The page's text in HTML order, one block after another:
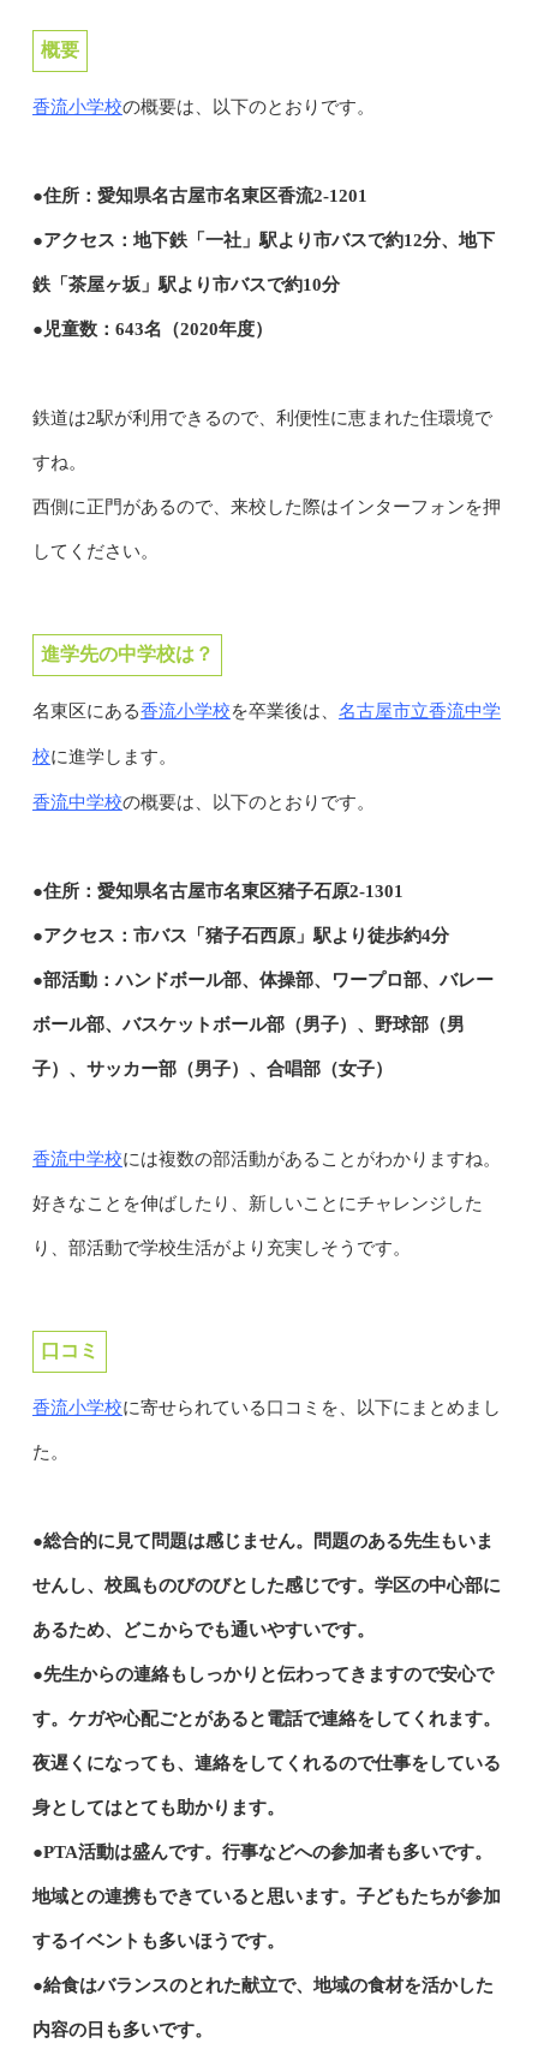
概要
香流小学校の概要は、以下のとおりです。
●住所：愛知県名古屋市名東区香流2-1201
●アクセス：地下鉄「一社」駅より市バスで約12分、地下
鉄「茶屋ヶ坂」駅より市バスで約10分
●児童数：643名（2020年度）
鉄道は2駅が利用できるので、利便性に恵まれた住環境で
すね。
西側に正門があるので、来校した際はインターフォンを押
してください。
進学先の中学校は？
名東区にある香流小学校を卒業後は、 名古屋市立香流中学
校に進学します。
香流中学校の概要は、以下のとおりです。
●住所：愛知県名古屋市名東区猪子石原2-1301
●アクセス：市バス「猪子石西原」駅より徒歩約4分
●部活動：ハンドボール部、体操部、ワープロ部、バレー
ボール部、バスケットボール部（男子）、野球部（男
子）、サッカー部（男子）、合唱部（女子）
香流中学校には複数の部活動があることがわかりますね。
好きなことを伸ばしたり、新しいことにチャレンジした
り、部活動で学校生活がより充実しそうです。
口コミ
香流小学校に寄せられている口コミを、以下にまとめまし
た。
●総合的に見て問題は感じません。問題のある先生もいま
せんし、校風ものびのびとした感じです。学区の中心部に
あるため、どこからでも通いやすいです。
●先生からの連絡もしっかりと伝わってきますので安心で
す。ケガや心配ごとがあると電話で連絡をしてくれます。
夜遅くになっても、連絡をしてくれるので仕事をしている
身としてはとても助かります。
●PTA活動は盛んです。行事などへの参加者も多いです。
地域との連携もできていると思います。子どもたちが参加
するイベントも多いほうです。
●給食はバランスのとれた献立で、地域の食材を活かした
内容の日も多いです。